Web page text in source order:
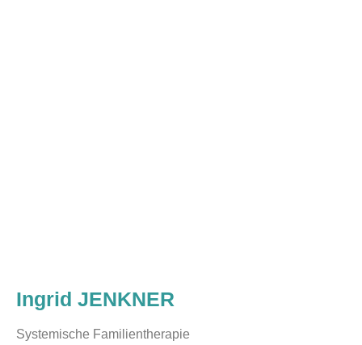
Ingrid JENKNER
Systemische Familientherapie